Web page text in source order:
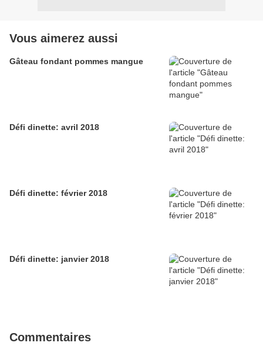
Vous aimerez aussi
Gâteau fondant pommes mangue
Défi dinette: avril 2018
Défi dinette: février 2018
Défi dinette: janvier 2018
Commentaires